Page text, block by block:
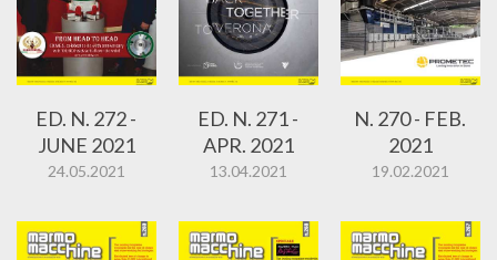
ED. N. 272 -
JUNE 2021
24.05.2021
ED. N. 271 -
APR. 2021
13.04.2021
N. 270 - FEB.
2021
19.02.2021